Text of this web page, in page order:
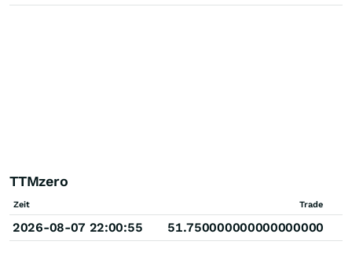
TTMzero
Zeit Trade
2026-08-07 22:00:55 51.750000000000000000